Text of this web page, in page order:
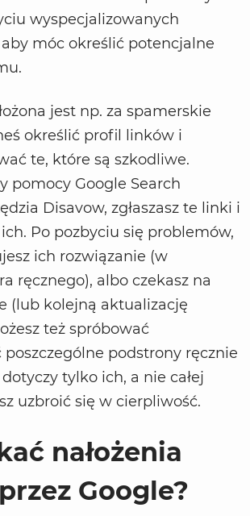
wyspecjalizowanych
aby móc określić potencjalne
jest np. za spamerskie
określić profil linków i
te, które są szkodliwe.
pomocy Google Search
Disavow, zgłaszasz te linki i
Po pozbyciu się problemów,
ich rozwiązanie (w
ręcznego), albo czekasz na
(lub kolejną aktualizację
też spróbować
podstrony ręcznie
tylko ich, a nie całej
uzbroić się w cierpliwość.
nałożenia
Google?